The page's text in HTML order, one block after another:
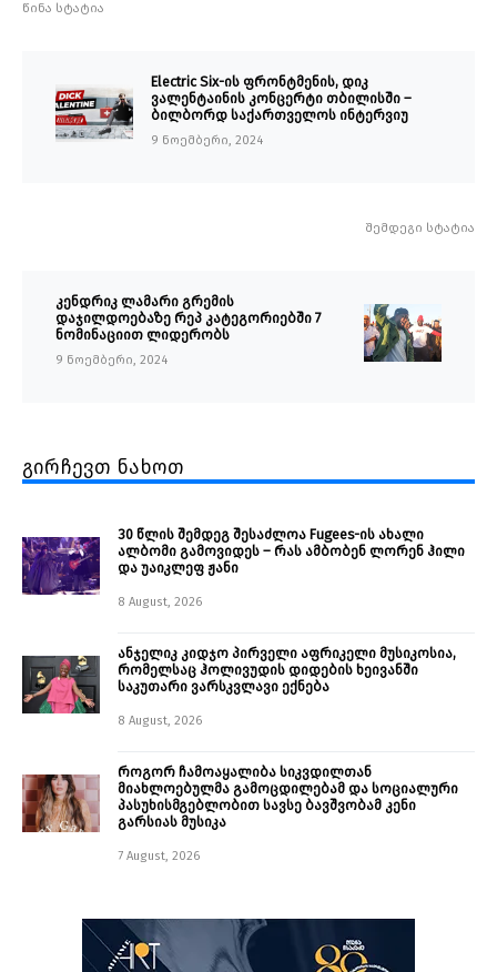
წინა სტატია
Electric Six-ის ფრონტმენის, დიკ
ვალენტაინის კონცერტი თბილისში –
ბილბორდ საქართველოს ინტერვიუ
9 ნოემბერი, 2024
შემდეგი სტატია
კენდრიკ ლამარი გრემის
დაჯილდოებაზე რეპ კატეგორიებში 7
ნომინაციით ლიდერობს
9 ნოემბერი, 2024
გირჩევთ ნახოთ
30 წლის შემდეგ შესაძლოა Fugees-ის ახალი
ალბომი გამოვიდეს – რას ამბობენ ლორენ ჰილი
და უაიკლეფ ჟანი
8 August, 2026
ანჯელიკ კიდჯო პირველი აფრიკელი მუსიკოსია,
რომელსაც ჰოლივუდის დიდების ხეივანში
საკუთარი ვარსკვლავი ექნება
8 August, 2026
როგორ ჩამოაყალიბა სიკვდილთან
მიახლოებულმა გამოცდილებამ და სოციალური
პასუხისმგებლობით სავსე ბავშვობამ კენი
გარსიას მუსიკა
7 August, 2026